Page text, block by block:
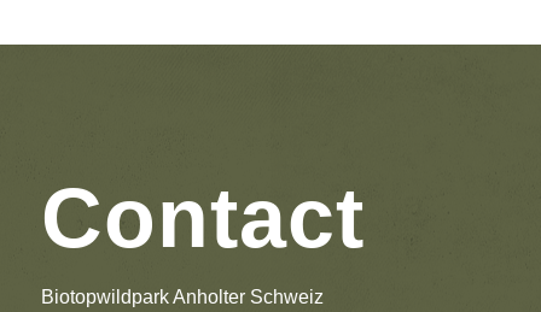
Contact
Biotopwildpark Anholter Schweiz